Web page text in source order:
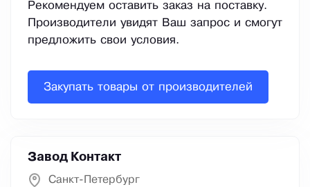
Рекомендуем оставить заказ на поставку.
Производители увидят Ваш запрос и смогут
предложить свои условия.
Закупать товары от производителей
Завод Контакт
Санкт-Петербург